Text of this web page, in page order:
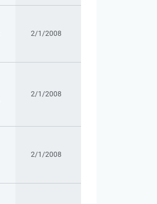
2/1/2008
2/1/2008
2/1/2008